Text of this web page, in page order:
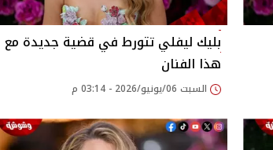
بليك ليفلي تتورط في قضية جديدة مع
هذا الفنان
السبت 06/يونيو/2026 - 03:14 م